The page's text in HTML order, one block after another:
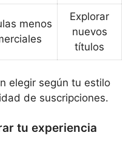
menos
Explorar
nuevos
títulos
elegir según tu estilo
de suscripciones.
tu experiencia